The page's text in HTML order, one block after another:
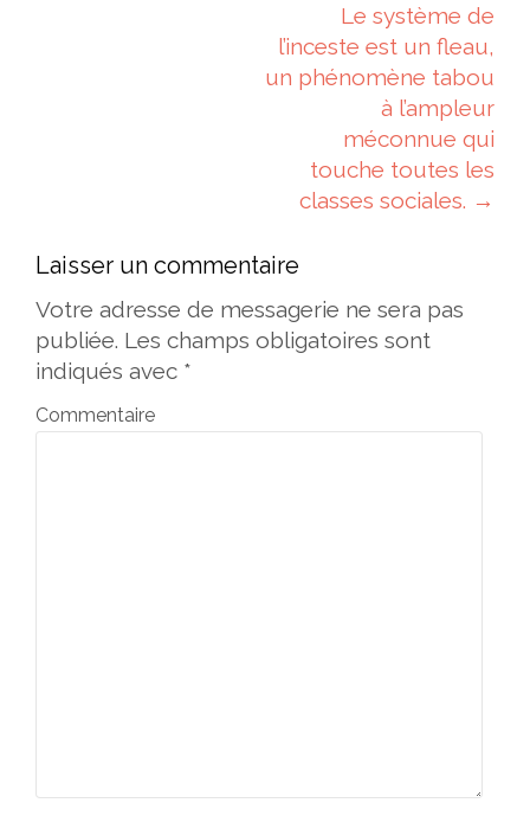
Le système de
l’inceste est un fleau,
un phénomène tabou
à l’ampleur
méconnue qui
touche toutes les
classes sociales. →
Laisser un commentaire
Votre adresse de messagerie ne sera pas
publiée. Les champs obligatoires sont
indiqués avec *
Commentaire